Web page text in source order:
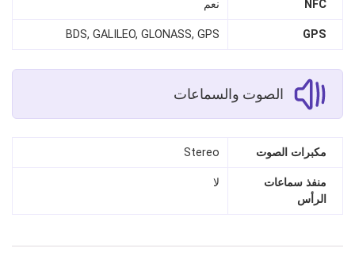
NFC نعم
GPS
BDS, GALILEO, GLONASS, GPS
الصوت والسماعات
مكبرات الصوت Stereo
منفذ سماعات
الرأس
لا